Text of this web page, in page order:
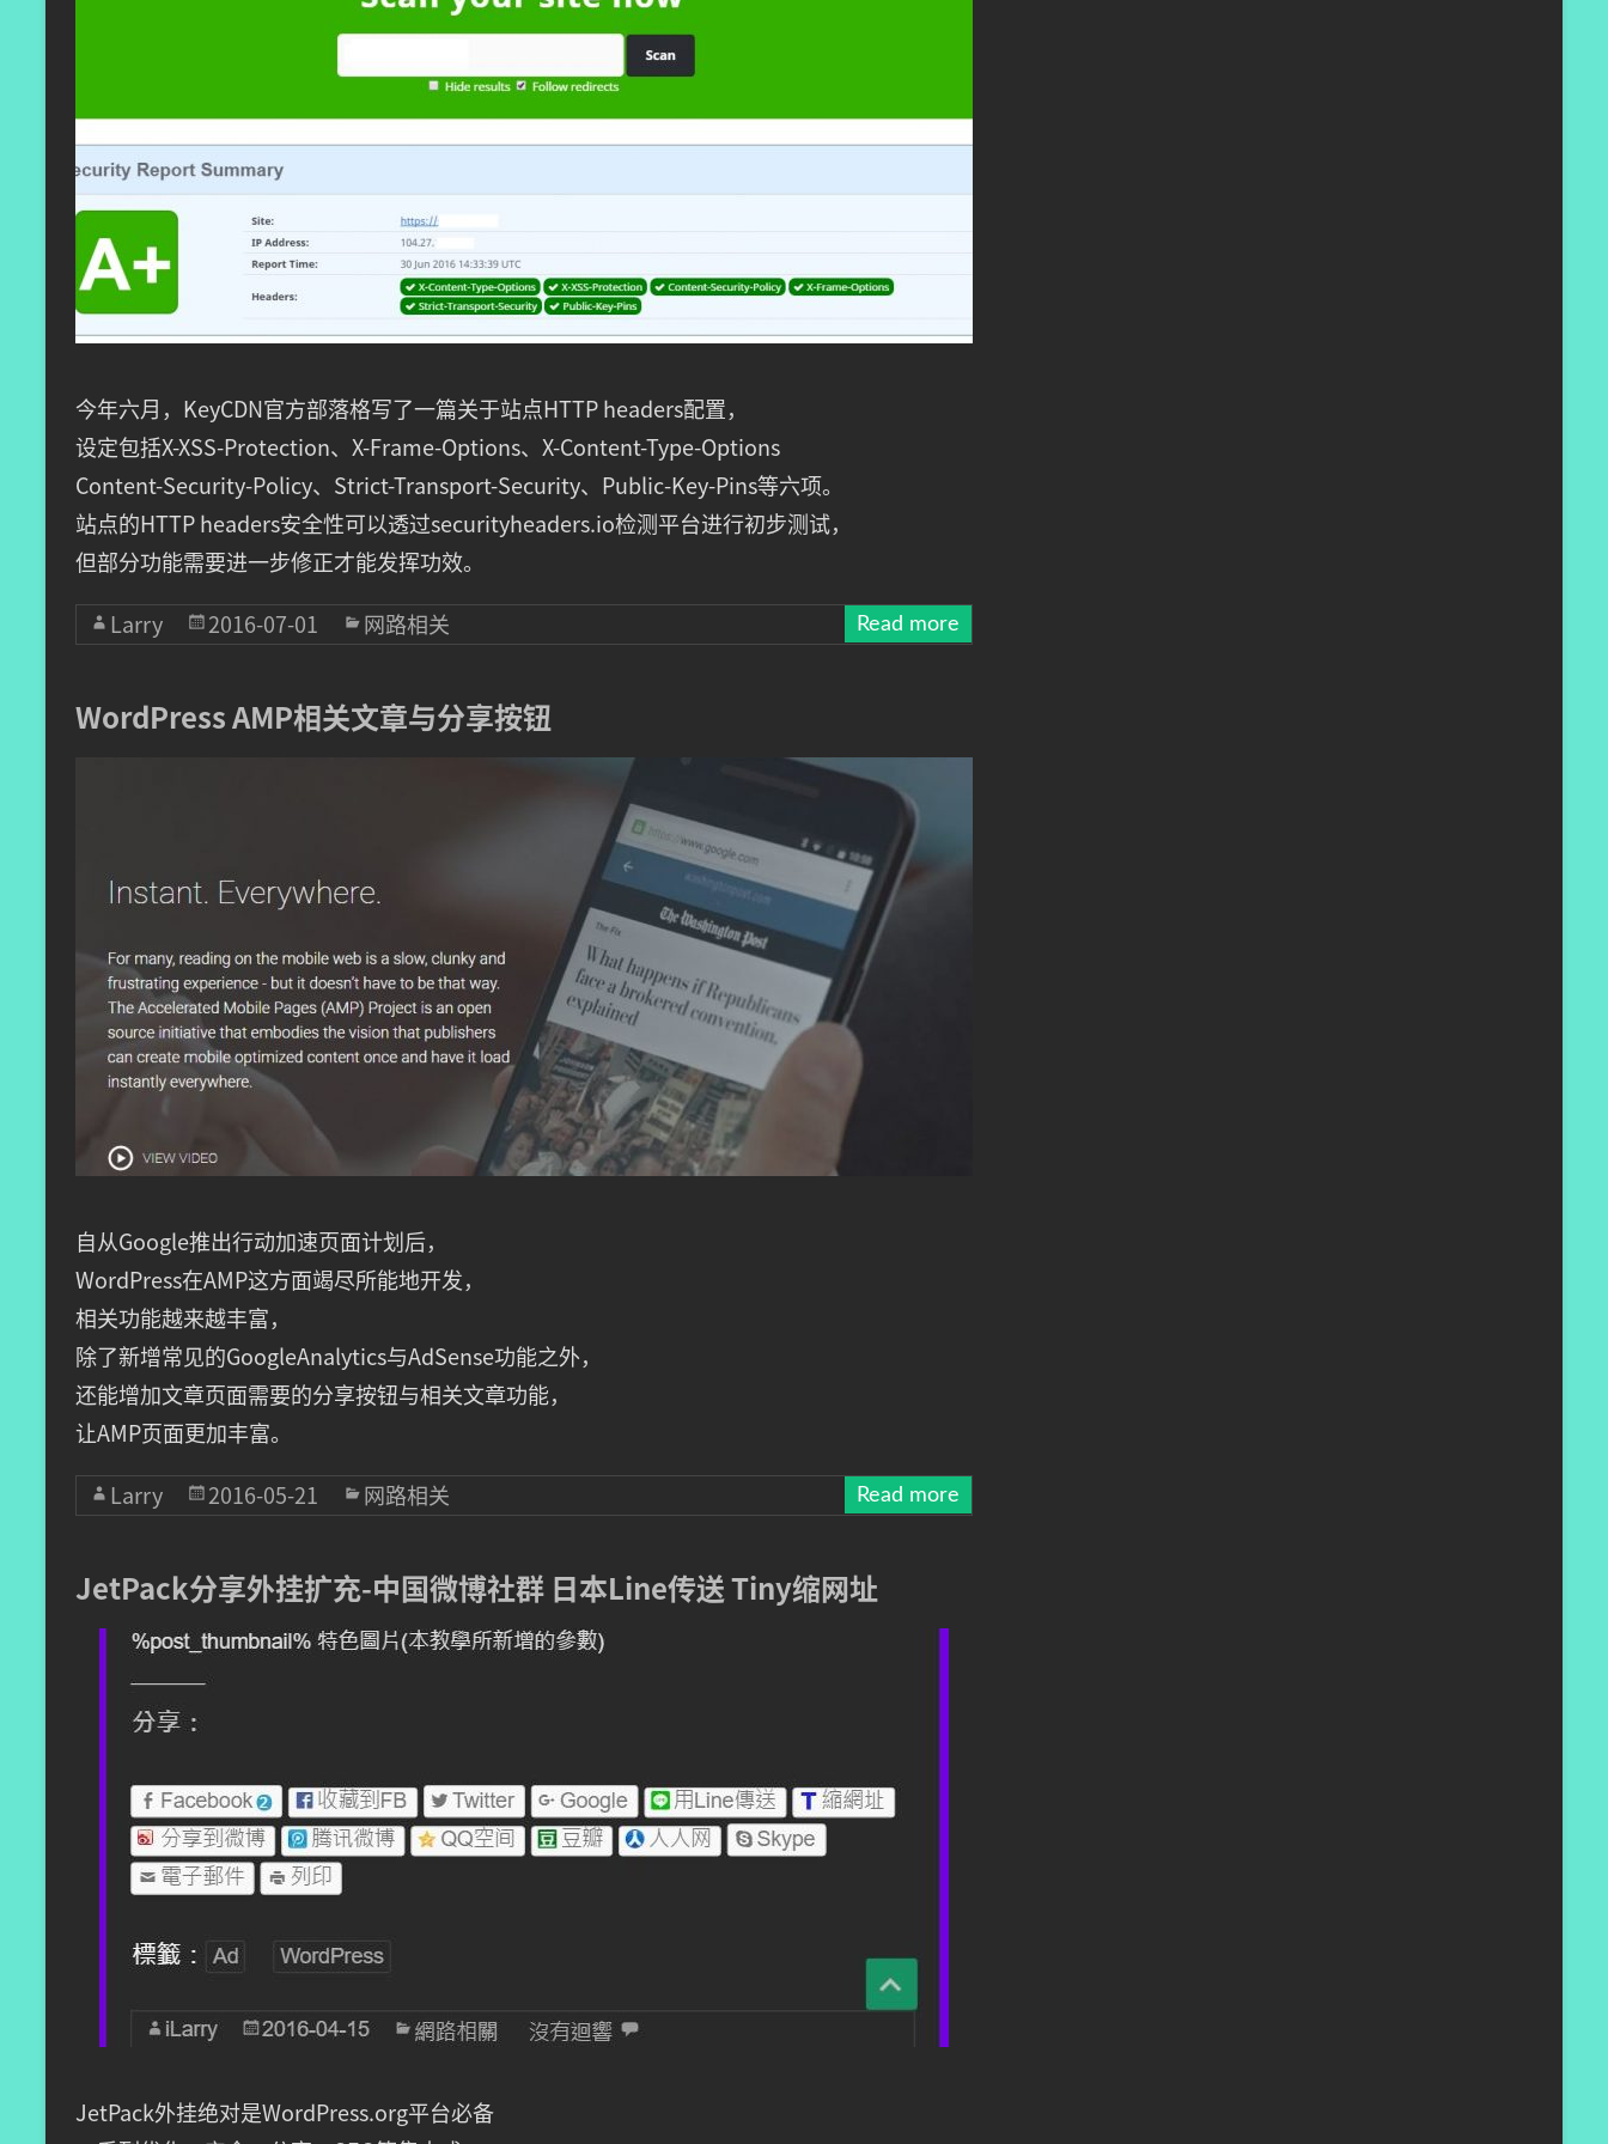
今年六月，KeyCDN官方部落格写了一篇关于站点HTTP headers配置，
设定包括X-XSS-Protection、X-Frame-Options、X-Content-Type-Options
Content-Security-Policy、Strict-Transport-Security、Public-Key-Pins等六项。
站点的HTTP headers安全性可以透过securityheaders.io检测平台进行初步测试，
但部分功能需要进一步修正才能发挥功效。
Larry
2016-07-01 网路相关 Read more
WordPress AMP相关文章与分享按钮
自从Google推出行动加速页面计划后，
WordPress在AMP这方面竭尽所能地开发，
相关功能越来越丰富，
除了新增常见的GoogleAnalytics与AdSense功能之外，
还能增加文章页面需要的分享按钮与相关文章功能，
让AMP页面更加丰富。
Larry
2016-05-21 网路相关 Read more
JetPack分享外挂扩充-中国微博社群 日本Line传送 Tiny缩网址
JetPack外挂绝对是WordPress.org平台必备